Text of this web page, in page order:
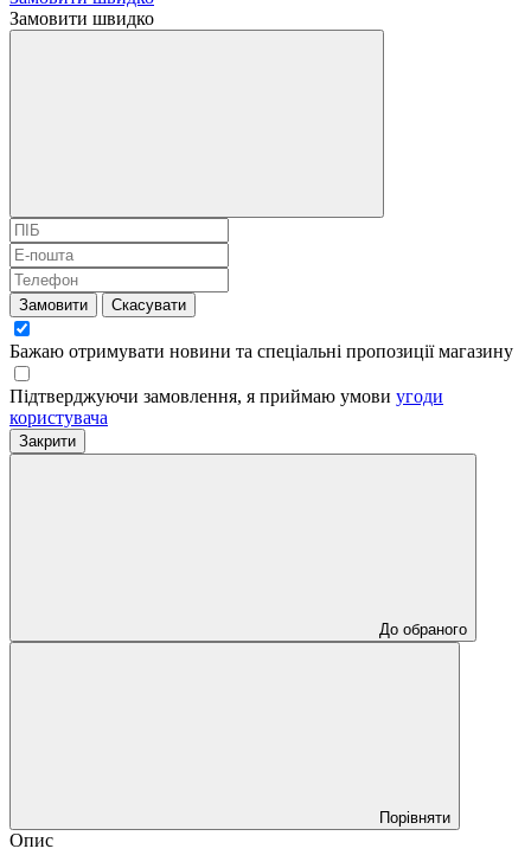
Замовити швидко
Замовити Скасувати
Бажаю отримувати новини та спеціальні пропозиціїмагазину
Підтверджуючи замовлення, я приймаю умови угоди
користувача
Закрити
До обраного
Порівняти
Опис